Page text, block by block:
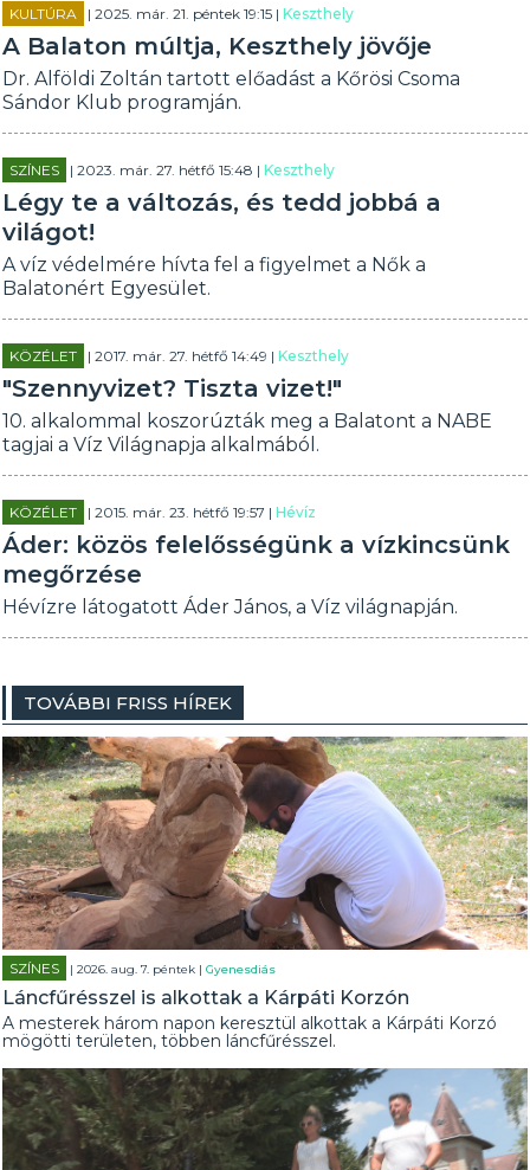
KULTÚRA | 2025. már. 21. péntek 19:15 |Keszthely
A Balaton múltja, Keszthely jövője
Dr. Alföldi Zoltán tartott előadást a Kőrösi Csoma
Sándor Klub programján.
SZÍNES | 2023. már. 27. hétfő 15:48 |Keszthely
Légy te a változás, és tedd jobbá a
világot!
A víz védelmére hívta fel a figyelmet a Nők a
Balatonért Egyesület.
KÖZÉLET | 2017. már. 27. hétfő 14:49 |Keszthely
"Szennyvizet? Tiszta vizet!"
10. alkalommal koszorúzták meg a Balatont a NABE
tagjai a Víz Világnapja alkalmából.
KÖZÉLET | 2015. már. 23. hétfő 19:57 |Hévíz
Áder: közös felelősségünk a vízkincsünk
megőrzése
Hévízre látogatott Áder János, a Víz világnapján.
TOVÁBBI FRISS HÍREK
SZÍNES | 2026. aug. 7. péntek |Gyenesdiás
Láncfűrésszel is alkottak a Kárpáti Korzón
A mesterek három napon keresztül alkottak a Kárpáti Korzó
mögötti területen, többen láncfűrésszel.